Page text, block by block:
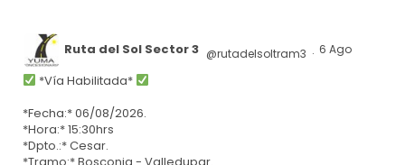
Ruta del Sol Sector 3 @rutadelsoltram3 · 6 Ago
*Vía Habilitada*
*Fecha:* 06/08/2026.
*Hora:* 15:30hrs
*Dpto.:* Cesar.